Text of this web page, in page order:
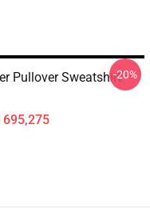
Pullover Sweatshirt
695,275
-20%